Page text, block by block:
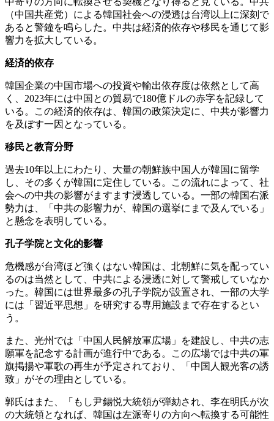
（中国共産党）による韓国社会への浸透は台湾以上に深刻で
あると警鐘を鳴らした。中共は経済的依存や移民を通じて影
響力を拡大している。
経済的依存
韓国企業の中国市場への投資や輸出依存度は依然として高
く、2023年には中国との貿易で180億ドルの赤字を記録して
いる。この経済的依存は、韓国の政策決定に、中共が影響力
を及ぼす一因となっている。
移民と教育分野
過去10年以上にわたり、大量の朝鮮族中国人が韓国に留学
し、その多くが韓国に定住している。この流れによって、社
会への中共の影響がますます浸透している。一部の韓国右派
勢力は、「中共の影響力が、韓国の選挙にまで及んでいる」
と懸念を表明している。
孔子学院と文化的影響
危機感が台湾ほど強くはない韓国は、北朝鮮に気を配ってい
るのは当然として、中共による浸透に対して警戒していなか
った。韓国には世界最多の孔子学院が設置され、一部の大学
には「習近平思想」を研究する専用施設まで存在するとい
う。
また、光州では「中国人民解放軍広場」を建設し、中共の志
願軍を記念する計画が進行中である。この広場では中共の軍
旗掲揚や軍歌の再生が予定されており、「中国人観光客の誘
致」がその理由としている。
郭氏はまた、「もし尹錫悦大統領が弾劾され、李在明氏が次
の大統領となれば、韓国は左派寄りの方向へ転換する可能性